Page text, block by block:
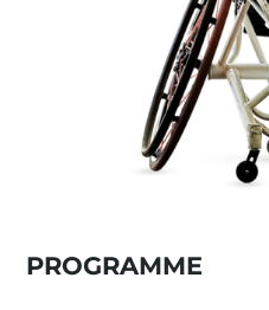
PROGRAMME